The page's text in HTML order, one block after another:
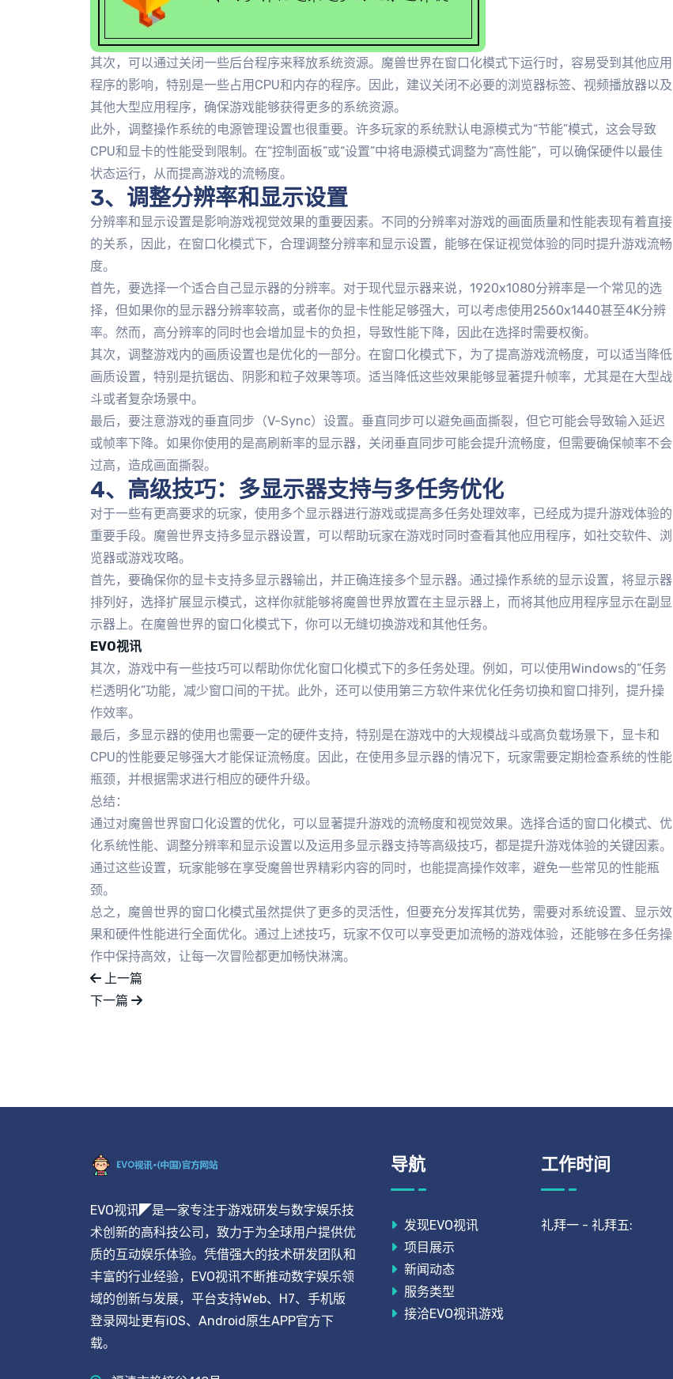
其次，可以通过关闭一些后台程序来释放系统资源。魔兽世界在窗口化模式下运行时，容易受到其他应用
程序的影响，特别是一些占用CPU和内存的程序。因此，建议关闭不必要的浏览器标签、视频播放器以及
其他大型应用程序，确保游戏能够获得更多的系统资源。
此外，调整操作系统的电源管理设置也很重要。许多玩家的系统默认电源模式为“节能”模式，这会导致
CPU和显卡的性能受到限制。在“控制面板”或“设置”中将电源模式调整为“高性能”，可以确保硬件以最佳
状态运行，从而提高游戏的流畅度。
3、调整分辨率和显示设置
分辨率和显示设置是影响游戏视觉效果的重要因素。不同的分辨率对游戏的画面质量和性能表现有着直接
的关系，因此，在窗口化模式下，合理调整分辨率和显示设置，能够在保证视觉体验的同时提升游戏流畅
度。
首先，要选择一个适合自己显示器的分辨率。对于现代显示器来说，1920x1080分辨率是一个常见的选
择，但如果你的显示器分辨率较高，或者你的显卡性能足够强大，可以考虑使用2560x1440甚至4K分辨
率。然而，高分辨率的同时也会增加显卡的负担，导致性能下降，因此在选择时需要权衡。
其次，调整游戏内的画质设置也是优化的一部分。在窗口化模式下，为了提高游戏流畅度，可以适当降低
画质设置，特别是抗锯齿、阴影和粒子效果等项。适当降低这些效果能够显著提升帧率，尤其是在大型战
斗或者复杂场景中。
最后，要注意游戏的垂直同步（V-Sync）设置。垂直同步可以避免画面撕裂，但它可能会导致输入延迟
或帧率下降。如果你使用的是高刷新率的显示器，关闭垂直同步可能会提升流畅度，但需要确保帧率不会
过高，造成画面撕裂。
4、高级技巧：多显示器支持与多任务优化
对于一些有更高要求的玩家，使用多个显示器进行游戏或提高多任务处理效率，已经成为提升游戏体验的
重要手段。魔兽世界支持多显示器设置，可以帮助玩家在游戏时同时查看其他应用程序，如社交软件、浏
览器或游戏攻略。
首先，要确保你的显卡支持多显示器输出，并正确连接多个显示器。通过操作系统的显示设置，将显示器
排列好，选择扩展显示模式，这样你就能够将魔兽世界放置在主显示器上，而将其他应用程序显示在副显
示器上。在魔兽世界的窗口化模式下，你可以无缝切换游戏和其他任务。
EVO视讯
其次，游戏中有一些技巧可以帮助你优化窗口化模式下的多任务处理。例如，可以使用Windows的“任务
栏透明化”功能，减少窗口间的干扰。此外，还可以使用第三方软件来优化任务切换和窗口排列，提升操
作效率。
最后，多显示器的使用也需要一定的硬件支持，特别是在游戏中的大规模战斗或高负载场景下，显卡和
CPU的性能要足够强大才能保证流畅度。因此，在使用多显示器的情况下，玩家需要定期检查系统的性能
瓶颈，并根据需求进行相应的硬件升级。
总结：
通过对魔兽世界窗口化设置的优化，可以显著提升游戏的流畅度和视觉效果。选择合适的窗口化模式、优
化系统性能、调整分辨率和显示设置以及运用多显示器支持等高级技巧，都是提升游戏体验的关键因素。
通过这些设置，玩家能够在享受魔兽世界精彩内容的同时，也能提高操作效率，避免一些常见的性能瓶
颈。
总之，魔兽世界的窗口化模式虽然提供了更多的灵活性，但要充分发挥其优势，需要对系统设置、显示效
果和硬件性能进行全面优化。通过上述技巧，玩家不仅可以享受更加流畅的游戏体验，还能够在多任务操
作中保持高效，让每一次冒险都更加畅快淋漓。
上一篇
下一篇
EVO视讯◤是一家专注于游戏研发与数字娱乐技
术创新的高科技公司，致力于为全球用户提供优
质的互动娱乐体验。凭借强大的技术研发团队和
丰富的行业经验，EVO视讯不断推动数字娱乐领
域的创新与发展，平台支持Web、H7、手机版
登录网址更有iOS、Android原生APP官方下
载。
导航
发现EVO视讯
项目展示
新闻动态
服务类型
接洽EVO视讯游戏
工作时间
礼拜一 - 礼拜五: